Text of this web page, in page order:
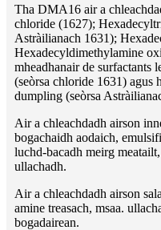
Tha DMA16 air a
chloride (1627);
Astràilianach 1631);
Hexadecyldimethylamine
mheadhanair de
(seòrsa chloride 1631) agus
dumpling (seòrsa
Air a chleachdadh airson
bogachaidh aodaich,
luchd-bacadh meirg
ullachadh.
Air a chleachdadh airson
amine treasach, msaa.
bogadairean.